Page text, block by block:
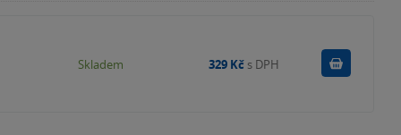
Skladem 329 Kč s DPH